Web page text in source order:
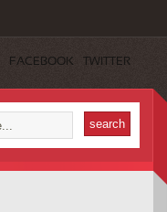
FACEBOOK TWITTER